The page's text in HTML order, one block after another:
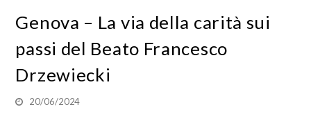
Genova – La via della carità sui
passi del Beato Francesco
Drzewiecki
20/06/2024